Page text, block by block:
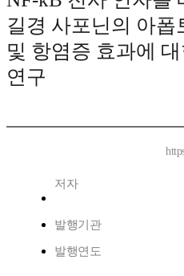
길경 사포닌의 아폽
및 항염증 효과에
연구
저자
발행기관
발행연도